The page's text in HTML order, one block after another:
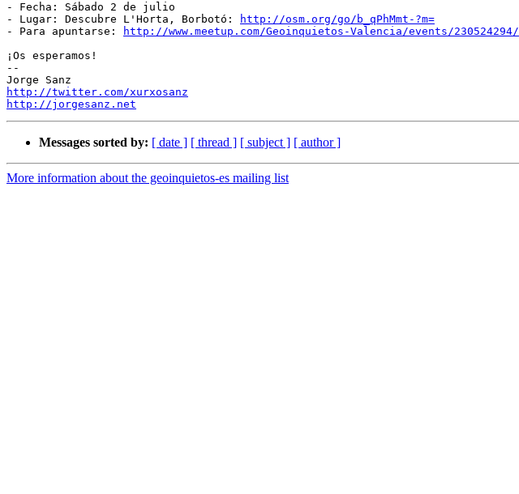
- Fecha: Sábado 2 de julio
- Lugar: Descubre L'Horta, Borbotó:
http://osm.org/go/b_qPhMmt-?m=
- Para apuntarse:
http://www.meetup.com/Geoinquietos-Valencia/events/230524294/
¡Os esperamos!
--
http://twitter.com/xurxosanz
http://jorgesanz.net
Messages sorted by: [ date ] [ thread ] [ subject ] [ author ]
More information about the geoinquietos-es mailing list